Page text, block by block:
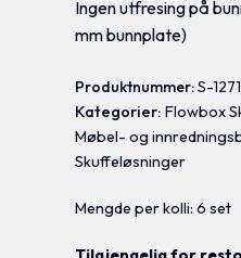
Ingen utfresing på
mm bunnplate)
Produktnummer:S-
Kategorier:Flowbox
Møbel- og
Skuffeløsninger
Mengde per kolli: 6 set